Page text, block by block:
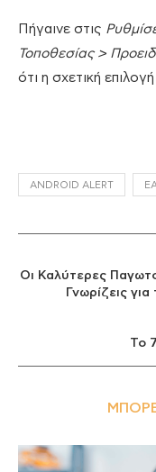
Πήγαινε στις
Τοποθεσίας >
ότι η σχετική
ANDROID ALERT
Οι Καλύτερες
Γνωρίζεις
Το